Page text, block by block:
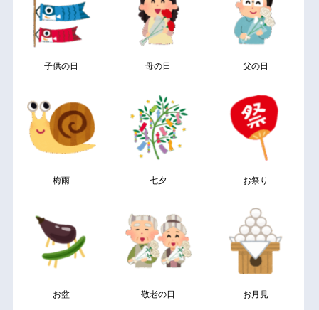
子供の日 母の日 父の日
梅雨 七夕 お祭り
お盆 敬老の日 お月見